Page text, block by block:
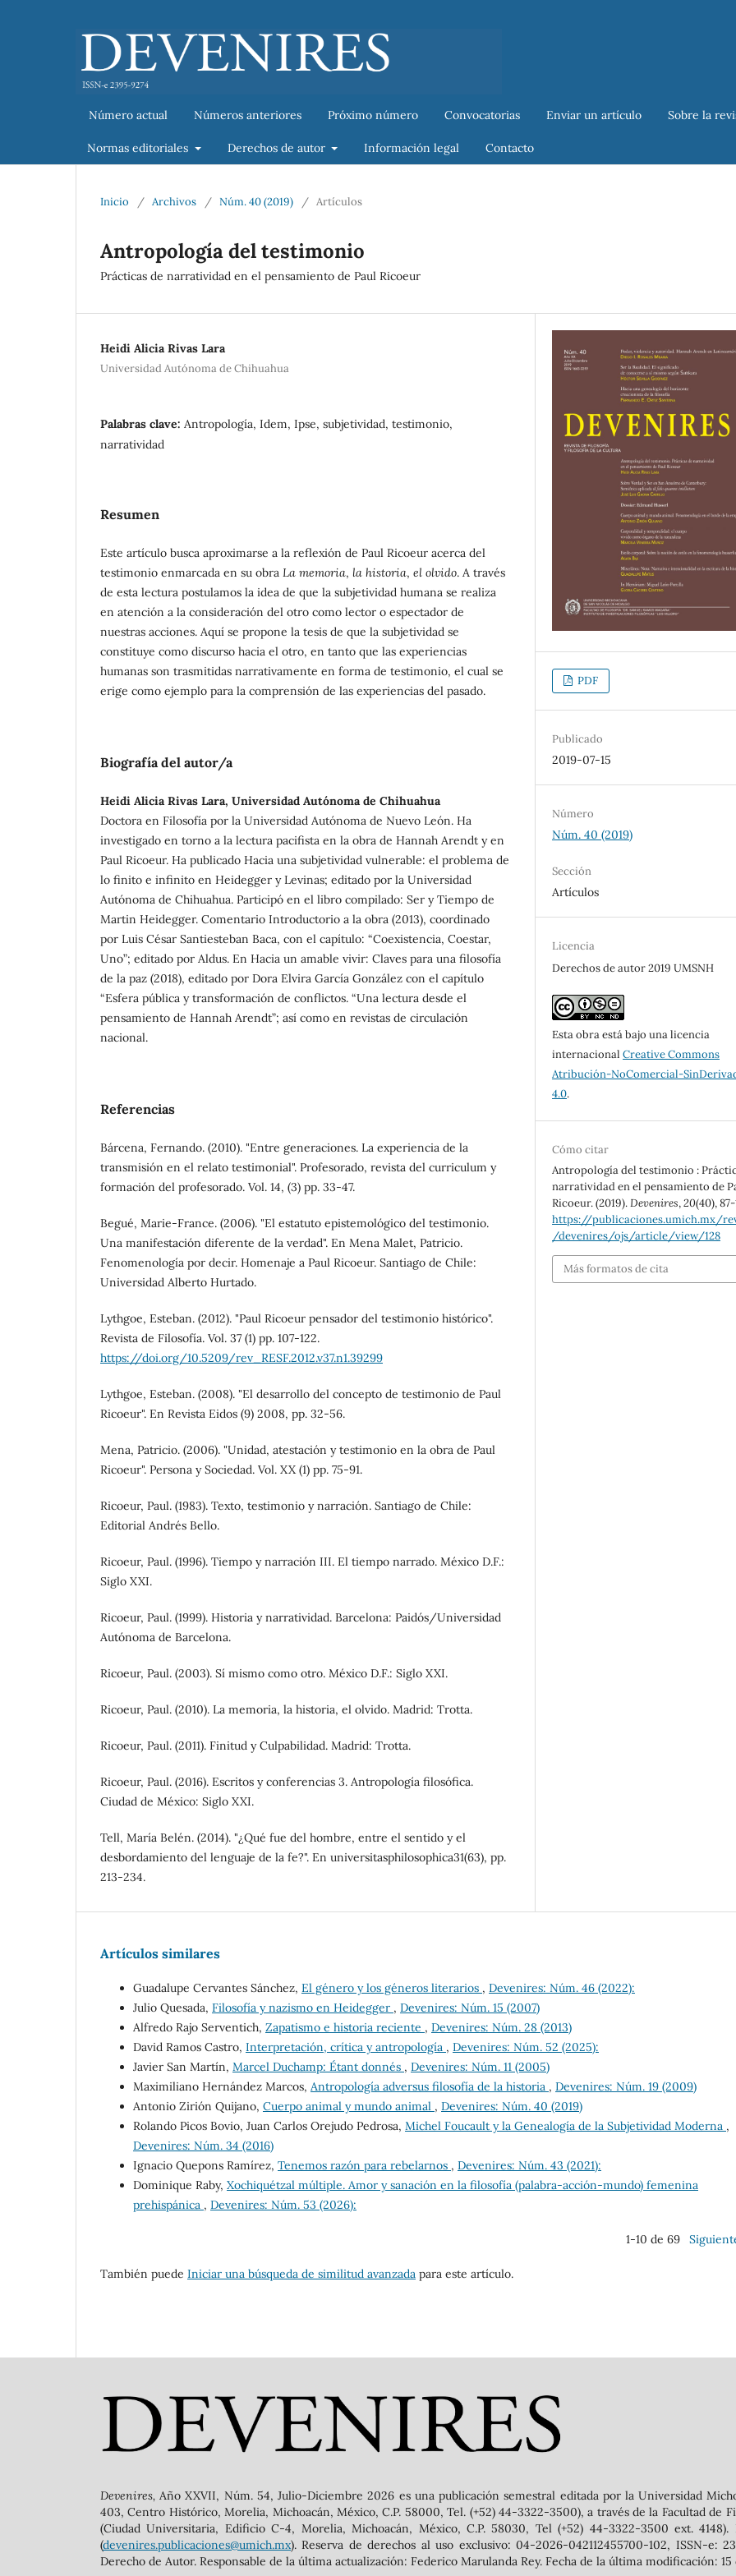
Número actual Números anteriores Próximo número Convocatorias Enviar un artículo Sobre la
Normas editoriales Derechos de autor Información legal Contacto
Inicio / Archivos / Núm. 40 (2019) / Artículos
Antropología del testimonio
Prácticas de narratividad en el pensamiento de Paul Ricoeur
Heidi Alicia Rivas Lara
Universidad Autónoma de Chihuahua
Palabras clave: Antropología, Idem, Ipse, subjetividad, testimonio,
narratividad
Resumen
Este artículo busca aproximarse a la reflexión de Paul Ricoeur acerca del
testimonio enmarcada en su obra La memoria, la historia, el olvido. A través
de esta lectura postulamos la idea de que la subjetividad humana se realiza
en atención a la consideración del otro como lector o espectador de
nuestras acciones. Aquí se propone la tesis de que la subjetividad se
constituye como discurso hacia el otro, en tanto que las experiencias
humanas son trasmitidas narrativamente en forma de testimonio, el cual se
erige como ejemplo para la comprensión de las experiencias del pasado.
Biografía del autor/a
Heidi Alicia Rivas Lara, Universidad Autónoma de Chihuahua
Doctora en Filosofía por la Universidad Autónoma de Nuevo León. Ha
investigado en torno a la lectura pacifista en la obra de Hannah Arendt y en
Paul Ricoeur. Ha publicado Hacia una subjetividad vulnerable: el problema de
lo finito e infinito en Heidegger y Levinas; editado por la Universidad
Autónoma de Chihuahua. Participó en el libro compilado: Ser y Tiempo de
Martin Heidegger. Comentario Introductorio a la obra (2013), coordinado
por Luis César Santiesteban Baca, con el capítulo: “Coexistencia, Coestar,
Uno”; editado por Aldus. En Hacia un amable vivir: Claves para una filosofía
de la paz (2018), editado por Dora Elvira García González con el capítulo
“Esfera pública y transformación de conflictos. “Una lectura desde el
pensamiento de Hannah Arendt”; así como en revistas de circulación
nacional.
Referencias
Bárcena, Fernando. (2010). "Entre generaciones. La experiencia de la
transmisión en el relato testimonial". Profesorado, revista del curriculum y
formación del profesorado. Vol. 14, (3) pp. 33-47.
Begué, Marie-France. (2006). "El estatuto epistemológico del testimonio.
Una manifestación diferente de la verdad". En Mena Malet, Patricio.
Fenomenología por decir. Homenaje a Paul Ricoeur. Santiago de Chile:
Universidad Alberto Hurtado.
Lythgoe, Esteban. (2012). "Paul Ricoeur pensador del testimonio histórico".
Revista de Filosofía. Vol. 37 (1) pp. 107-122.
https://doi.org/10.5209/rev_RESF.2012.v37.n1.39299
Lythgoe, Esteban. (2008). "El desarrollo del concepto de testimonio de Paul
Ricoeur". En Revista Eidos (9) 2008, pp. 32-56.
Mena, Patricio. (2006). "Unidad, atestación y testimonio en la obra de Paul
Ricoeur". Persona y Sociedad. Vol. XX (1) pp. 75-91.
Ricoeur, Paul. (1983). Texto, testimonio y narración. Santiago de Chile:
Editorial Andrés Bello.
Ricoeur, Paul. (1996). Tiempo y narración III. El tiempo narrado. México D.F.:
Siglo XXI.
Ricoeur, Paul. (1999). Historia y narratividad. Barcelona: Paidós/Universidad
Autónoma de Barcelona.
Ricoeur, Paul. (2003). Sí mismo como otro. México D.F.: Siglo XXI.
Ricoeur, Paul. (2010). La memoria, la historia, el olvido. Madrid: Trotta.
Ricoeur, Paul. (2011). Finitud y Culpabilidad. Madrid: Trotta.
Ricoeur, Paul. (2016). Escritos y conferencias 3. Antropología filosófica.
Ciudad de México: Siglo XXI.
Tell, María Belén. (2014). "¿Qué fue del hombre, entre el sentido y el
desbordamiento del lenguaje de la fe?". En universitasphilosophica31(63), pp.
213-234.
PDF
Publicado
2019-07-15
Número
Núm. 40 (2019)
Sección
Artículos
Licencia
Derechos de autor 2019 UMSNH
Esta obra está bajo una licencia
internacionalCreative Commons
Atribución-NoComercial-
4.0.
Cómo citar
Antropología del testimonio :
narratividad en el pensamiento de
Ricoeur. (2019).Devenires,20(40), 87-
https://publicaciones.umich.mx/
/devenires/ojs/article/view/128
Más formatos de cita
Artículos similares
Guadalupe Cervantes Sánchez, El género y los géneros literarios , Devenires: Núm. 46 (2022):
Julio Quesada, Filosofía y nazismo en Heidegger , Devenires: Núm. 15 (2007)
Alfredo Rajo Serventich, Zapatismo e historia reciente , Devenires: Núm. 28 (2013)
David Ramos Castro, Interpretación, crítica y antropología , Devenires: Núm. 52 (2025):
Javier San Martín, Marcel Duchamp: Étant donnés , Devenires: Núm. 11 (2005)
Maximiliano Hernández Marcos, Antropología adversus filosofía de la historia , Devenires: Núm. 19 (2009)
Antonio Zirión Quijano, Cuerpo animal y mundo animal , Devenires: Núm. 40 (2019)
Rolando Picos Bovio, Juan Carlos Orejudo Pedrosa, Michel Foucault y la Genealogía de la Subjetividad Moderna ,
Devenires: Núm. 34 (2016)
Ignacio Quepons Ramírez, Tenemos razón para rebelarnos , Devenires: Núm. 43 (2021):
Dominique Raby, Xochiquétzal múltiple. Amor y sanación en la filosofía (palabra-acción-mundo) femenina
prehispánica , Devenires: Núm. 53 (2026):
1-10 de 69
También puede Iniciar una búsqueda de similitud avanzada para este artículo.
Devenires, Año XXVII, Núm. 54, Julio-Diciembre 2026 es una publicación semestral editada por la Universidad
403, Centro Histórico, Morelia, Michoacán, México, C.P. 58000, Tel. (+52) 44-3322-3500), a través de la Facultad de
(Ciudad Universitaria, Edificio C-4, Morelia, Michoacán, México, C.P. 58030, Tel (+52) 44-3322-3500 ext.
(devenires.publicaciones@umich.mx). Reserva de derechos al uso exclusivo: 04-2026-042112455700-102, ISSN-e:
Derecho de Autor. Responsable de la última actualización: Federico Marulanda Rey. Fecha de la última modificación: